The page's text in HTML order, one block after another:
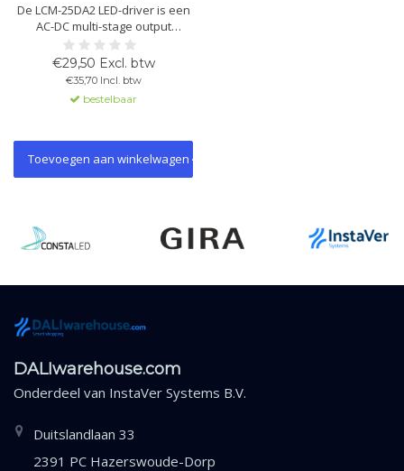
De LCM-25DA2 LED-driver is een
AC-DC multi-stage output
component met constante
stroom (CC). Output van
0.35A/0.6A/0.7A/0.9A/1.05A,
geschikt voor DALI 2.0 en push
dimming.
€29,50 Excl. btw
€35,70 Incl. btw
bestelbaar
Toevoegen aan winkelwagen
DALIwarehouse.com
Onderdeel van InstaVer Systems B.V.
Duitslandlaan 33
2391 PC Hazerswoude-Dorp